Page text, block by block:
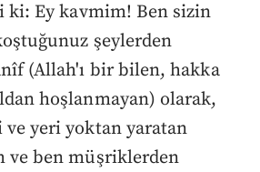
ki: Ey kavmim! Ben sizin
şeylerden
(Allah'ı bir bilen, hakka
hoşlanmayan) olarak,
yeri yoktan yaratan
ve ben müşriklerden